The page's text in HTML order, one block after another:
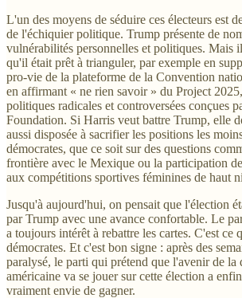
L'un des moyens de séduire ces électeurs est
de l'échiquier politique. Trump présente de
vulnérabilités personnelles et politiques. Mais
qu'il était prêt à trianguler, par exemple en
pro-vie de la plateforme de la Convention
en affirmant « ne rien savoir » du Project
politiques radicales et controversées conçues
Foundation. Si Harris veut battre Trump, elle
aussi disposée à sacrifier les positions les
démocrates, que ce soit sur des questions
frontière avec le Mexique ou la participation
aux compétitions sportives féminines de haut
Jusqu'à aujourd'hui, on pensait que l'élection
par Trump avec une avance confortable. Le
a toujours intérêt à rebattre les cartes. C'est ce
démocrates. Et c'est bon signe : après des
paralysé, le parti qui prétend que l'avenir de la
américaine va se jouer sur cette élection a
vraiment envie de gagner.